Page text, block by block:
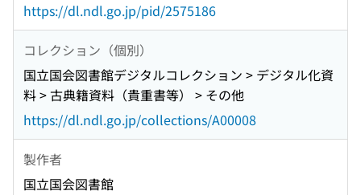
https://dl.ndl.go.jp/pid/2575186
コレクション（個別）
国立国会図書館デジタルコレクション > デジタル化資
料 > 古典籍資料（貴重書等） > その他
https://dl.ndl.go.jp/collections/A00008
製作者
国立国会図書館